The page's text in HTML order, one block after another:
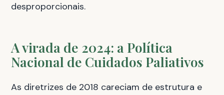
desproporcionais.
A virada de 2024: a Política
Nacional de Cuidados Paliativos
As diretrizes de 2018 careciam de estrutura e